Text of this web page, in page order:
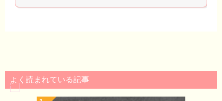
よく読まれている記事